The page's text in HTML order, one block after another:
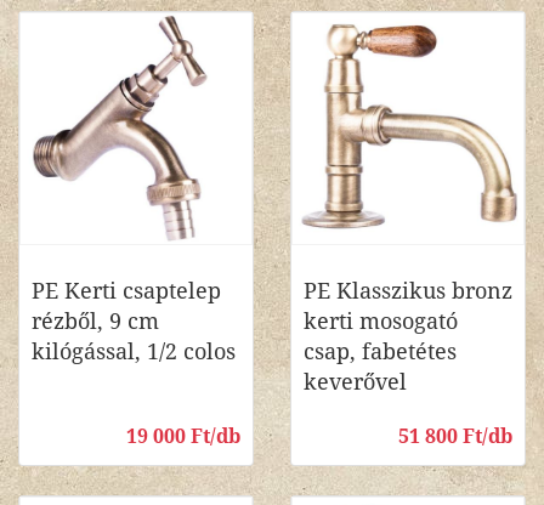
PE Kerti csaptelep
rézből, 9 cm
kilógással, 1/2 colos
19 000 Ft/db
PE Klasszikus bronz
kerti mosogató
csap, fabetétes
keverővel
51 800 Ft/db